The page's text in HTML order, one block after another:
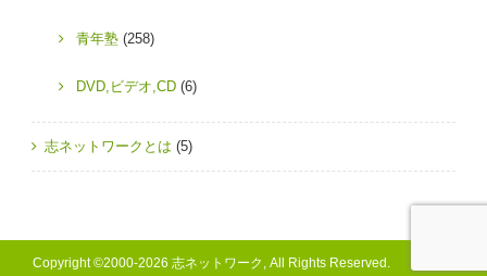
青年塾 (258)
DVD,ビデオ,CD (6)
志ネットワークとは (5)
Copyright ©2000-2026 志ネットワーク, All Rights Reserved.